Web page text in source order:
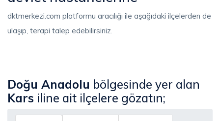
dktmerkezi.com platformu aracılığı ile aşağıdaki ilçelerden de
ulaşıp, terapi talep edebilirsiniz.
Doğu Anadolu bölgesinde yer alan
Kars iline ait ilçelere gözatın;